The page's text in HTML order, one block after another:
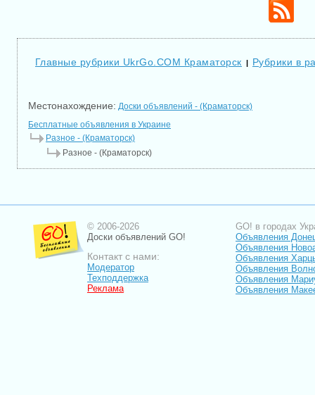
Главные рубрики UkrGo.COM Краматорск | Рубрики в
Местонахождение: Доски объявлений - (Краматорск)
Бесплатные объявления в Украине
Разное - (Краматорск)
Разное - (Краматорск)
© 2006-2026
Доски объявлений GO!
Контакт с нами:
Модератор
Техподдержка
Реклама
GO! в городах
Объявления
Объявления
Объявления
Объявления
Объявления
Объявления